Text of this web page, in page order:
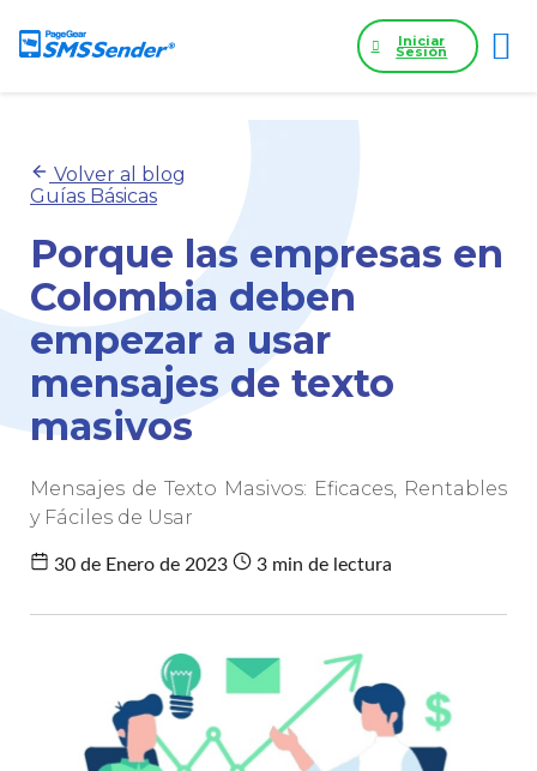
Iniciar
Sesión
Volver al blog
Guías Básicas
Porque las empresas en
Colombia deben
empezar a usar
mensajes de texto
masivos
Mensajes de Texto Masivos: Eficaces, Rentables
y Fáciles de Usar
30 de Enero de 2023 3 min de lectura